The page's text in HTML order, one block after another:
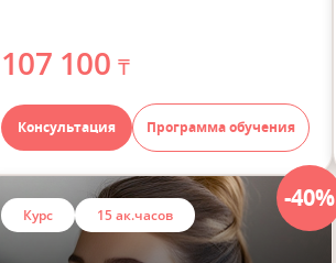
107 100 ₸
Консультация Программа обучения
-40%
Курс 15 ак.часов